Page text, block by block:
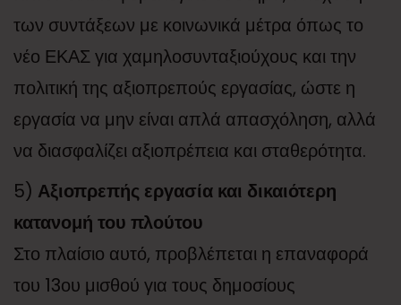
των συντάξεων με κοινωνικά μέτρα όπως το
νέο ΕΚΑΣ για χαμηλοσυνταξιούχους και την
πολιτική της αξιοπρεπούς εργασίας, ώστε η
εργασία να μην είναι απλά απασχόληση, αλλά
να διασφαλίζει αξιοπρέπεια και σταθερότητα.
5) Αξιοπρεπής εργασία και δικαιότερη
κατανομή του πλούτου
Στο πλαίσιο αυτό, προβλέπεται η επαναφορά
του 13ου μισθού για τους δημοσίους